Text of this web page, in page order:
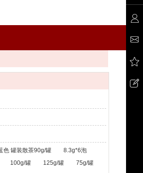
色 罐装散茶90g/罐
8.3g*6泡
100g/罐 125g/罐
75g/罐